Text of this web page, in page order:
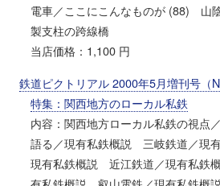
電車／ここにこんなものが (88) 山
製支柱の跨線橋
当店価格：1,100 円
鉄道ピクトリアル 2000年5月増刊号（
特集：関西地方のローカル私鉄
内容：関西地方ローカル私鉄の視点
語る／現有私鉄概説 三岐鉄道／現
現有私鉄概説 近江鉄道／現有私鉄